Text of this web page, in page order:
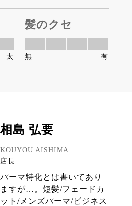
太
髪のクセ
無 有
相島 弘要
KOUYOU AISHIMA
店長
パーマ特化とは書いてあり
ますが…。短髪/フェードカ
ット/メンズパーマ/ビジネス